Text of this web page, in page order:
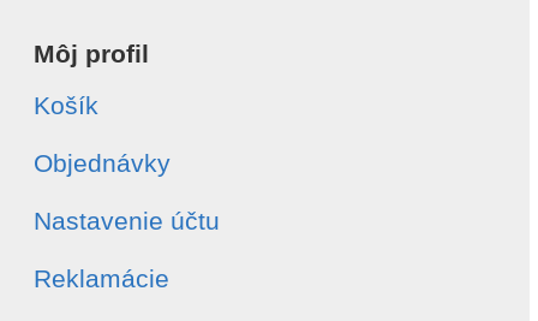
Môj profil
Košík
Objednávky
Nastavenie účtu
Reklamácie